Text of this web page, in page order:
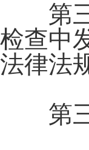
第三
检查中
法律法
第三